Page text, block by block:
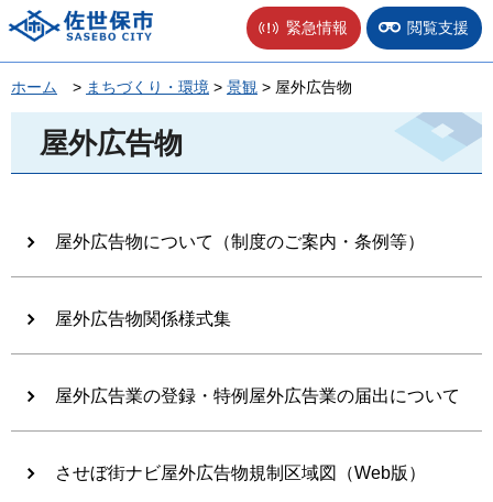
佐世保市 緊急情報 閲覧支援
ホーム > まちづくり・環境 > 景観 > 屋外広告物
屋外広告物
屋外広告物について（制度のご案内・条例等）
屋外広告物関係様式集
屋外広告業の登録・特例屋外広告業の届出について
させぼ街ナビ屋外広告物規制区域図（Web版）